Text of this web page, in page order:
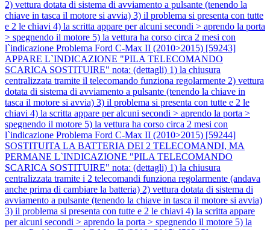
2) vettura dotata di sistema di avviamento a pulsante (tenendo la
chiave in tasca il motore si avvia) 3) il problema si presenta con tutte
e 2 le chiavi 4) la scritta appare per alcuni secondi > aprendo la porta
> spegnendo il motore 5) la vettura ha corso circa 2 mesi con
l`indicazione Problema Ford C-Max II (2010>2015) [59243]
APPARE L`INDICAZIONE "PILA TELECOMANDO
SCARICA SOSTITUIRE" nota: (dettagli) 1) la chiusura
centralizzata tramite il telecomando funziona regolarmente 2) vettura
dotata di sistema di avviamento a pulsante (tenendo la chiave in
tasca il motore si avvia) 3) il problema si presenta con tutte e 2 le
chiavi 4) la scritta appare per alcuni secondi > aprendo la porta >
spegnendo il motore 5) la vettura ha corso circa 2 mesi con
l`indicazione Problema Ford C-Max II (2010>2015) [59244]
SOSTITUITA LA BATTERIA DEI 2 TELECOMANDI, MA
PERMANE L`INDICAZIONE "PILA TELECOMANDO
SCARICA SOSTITUIRE" nota: (dettagli) 1) la chiusura
centralizzata tramite i 2 telecomandi funziona regolarmente (andava
anche prima di cambiare la batteria) 2) vettura dotata di sistema di
avviamento a pulsante (tenendo la chiave in tasca il motore si avvia)
3) il problema si presenta con tutte e 2 le chiavi 4) la scritta appare
per alcuni secondi > aprendo la porta > spegnendo il motore 5) la